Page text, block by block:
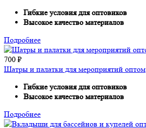
Гибкие условия для оптовиков
Высокое качество материалов
Подробнее
700 ₽
Шатры и палатки для мероприятий оптом
Гибкие условия для оптовиков
Высокое качество материалов
Подробнее